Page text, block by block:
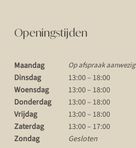
Openingstijden
Maandag Op afspraak aanwezig
Dinsdag
13:00 – 18:00
Woensdag
13:00 – 18:00
Donderdag
13:00 – 18:00
Vrijdag
13:00 – 18:00
Zaterdag
13:00 – 17:00
Zondag
Gesloten